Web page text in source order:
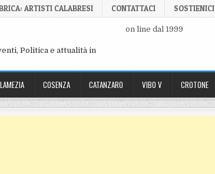
ARTISTI CALABRESI CONTATTACI SOSTIENICI
Politica e attualità in
on line dal 1999
LAMEZIA COSENZA CATANZARO VIBO V CROTONE